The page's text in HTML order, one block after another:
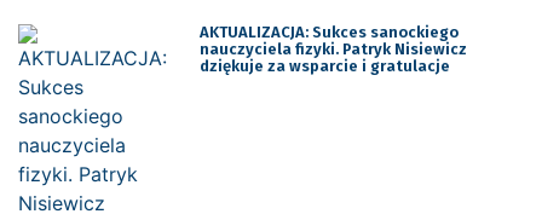
AKTUALIZACJA: Sukces sanockiego
nauczyciela fizyki. Patryk Nisiewicz
dziękuje za wsparcie i gratulacje